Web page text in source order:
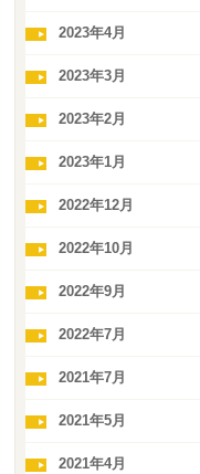
2023年4月
2023年3月
2023年2月
2023年1月
2022年12月
2022年10月
2022年9月
2022年7月
2021年7月
2021年5月
2021年4月